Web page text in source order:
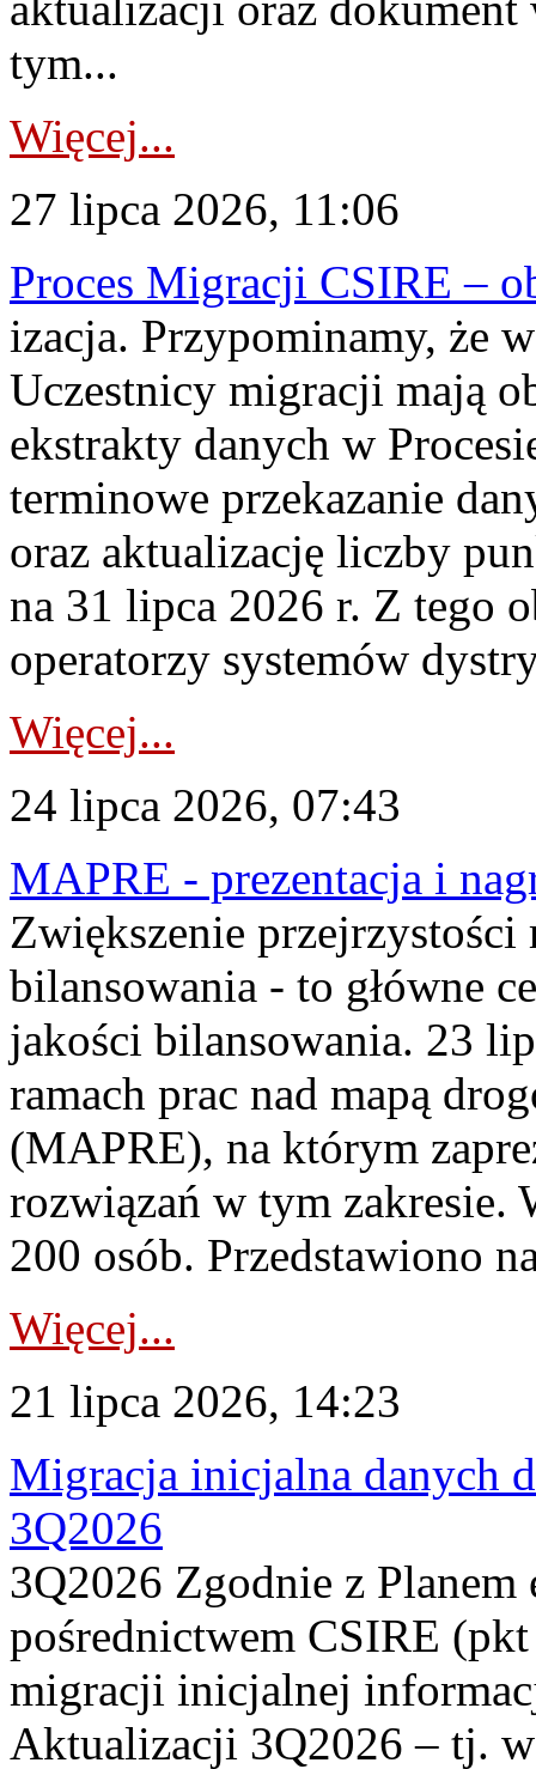
tym...
Więcej...
27 lipca 2026, 11:06
Proces Migracji CSIRE –
izacja. Przypominamy, że
Uczestnicy migracji mają
ekstrakty danych w
terminowe przekazanie
oraz aktualizację liczby
na 31 lipca 2026 r. Z tego
operatorzy systemów
Więcej...
24 lipca 2026, 07:43
MAPRE - prezentacja i
Zwiększenie
bilansowania - to główne
jakości bilansowania. 23
ramach prac nad mapą
(MAPRE), na którym
rozwiązań w tym zakresie.
200 osób. Przedstawiono
Więcej...
21 lipca 2026, 14:23
Migracja inicjalna danych
3Q2026
3Q2026 Zgodnie z
pośrednictwem CSIRE
migracji inicjalnej
Aktualizacji 3Q2026 – tj.